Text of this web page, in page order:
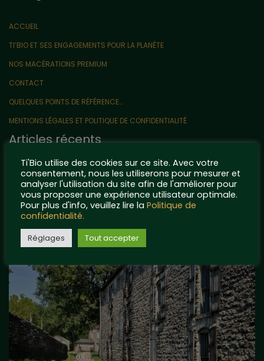
ACCUEIL
TI’BIO ET SES ENGAGEMENTS POUR LA PLANÈTE
NOS MACÉRATIONS PREMIUM
CONTACT
QUELQUES POINTS DE RÉFÉRENCE…
MENTIONS LÉGALES ET POLITIQUE DE CONFIDENTIALITÉ
Articles récents
LE VRAC EN VENTE DIRECTE ARRIVE CHEZ TI’BIO !
UN PARTENARIAT ORIGINAL AVEC LES RIGOLETTES NANTAISES !
TI’BIO FÊTE SON SIXIÈME ANNIVERSAIRE !
OFFRE NOËL 2022 EXCEPTIONNELLE !
NOUS REJOIGNONS LE COLLÈGE CULINAIRE DE FRANCE !
Ti'Bio utilise des cookies sur ce site. Avec votre
consentement, nous les utiliserons pour mesurer et
analyser l'utilisation du site afin de l'améliorer pour
vous proposer une expérience utilisateur optimale.
Pour plus d'info, veuillez lire la Politique de
confidentialité.
Réglages Tout accepter